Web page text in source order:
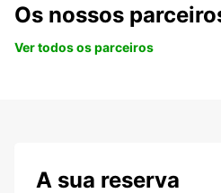
Os nossos
Ver todos os parceiros
A sua reserva